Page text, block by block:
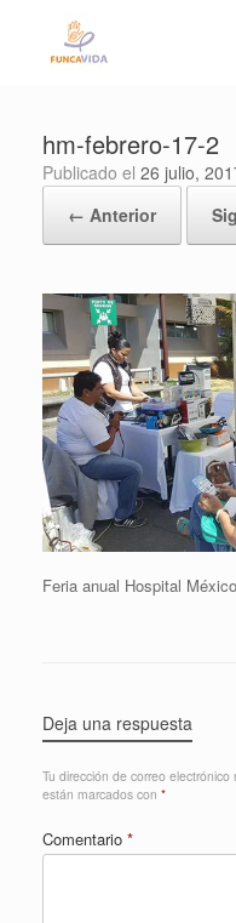
contenido
hm-febrero-17-2
Publicado el 26 julio,
← Anterior
Feria anual Hospital México
Deja una respuesta
Tu dirección de correo electrónico
están marcados con *
Comentario *